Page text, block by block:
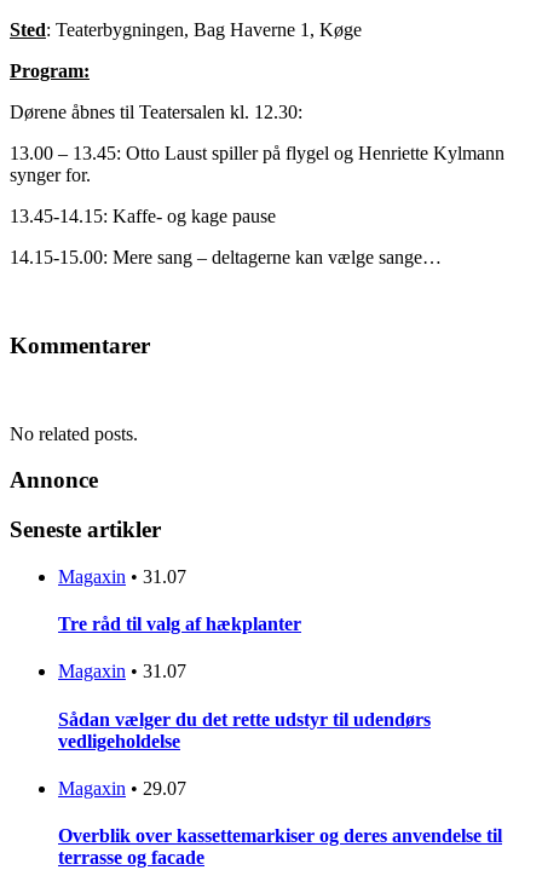
Sted: Teaterbygningen, Bag Haverne 1, Køge
Program:
Dørene åbnes til Teatersalen kl. 12.30:
13.00 – 13.45: Otto Laust spiller på flygel og Henriette Kylmann
synger for.
13.45-14.15: Kaffe- og kage pause
14.15-15.00: Mere sang – deltagerne kan vælge sange…
Kommentarer
No related posts.
Annonce
Seneste artikler
Magaxin • 31.07
Tre råd til valg af hækplanter
Magaxin • 31.07
Sådan vælger du det rette udstyr til udendørs
vedligeholdelse
Magaxin • 29.07
Overblik over kassettemarkiser og deres anvendelse til
terrasse og facade